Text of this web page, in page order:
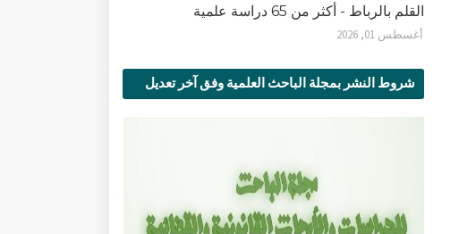
القلم بالرباط - أكثر من 65 دراسة علمية
أغسطس 01, 2026
شروط النشر بمجلة الباحث العلمية وفق آخر تعديل